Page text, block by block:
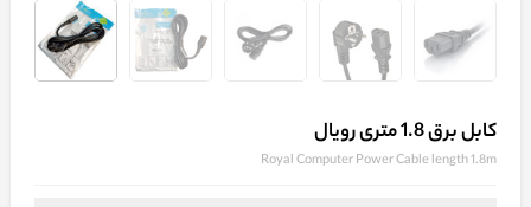
کابل برق 1.8 متری رویال
Royal Computer Power Cable length 1.8m